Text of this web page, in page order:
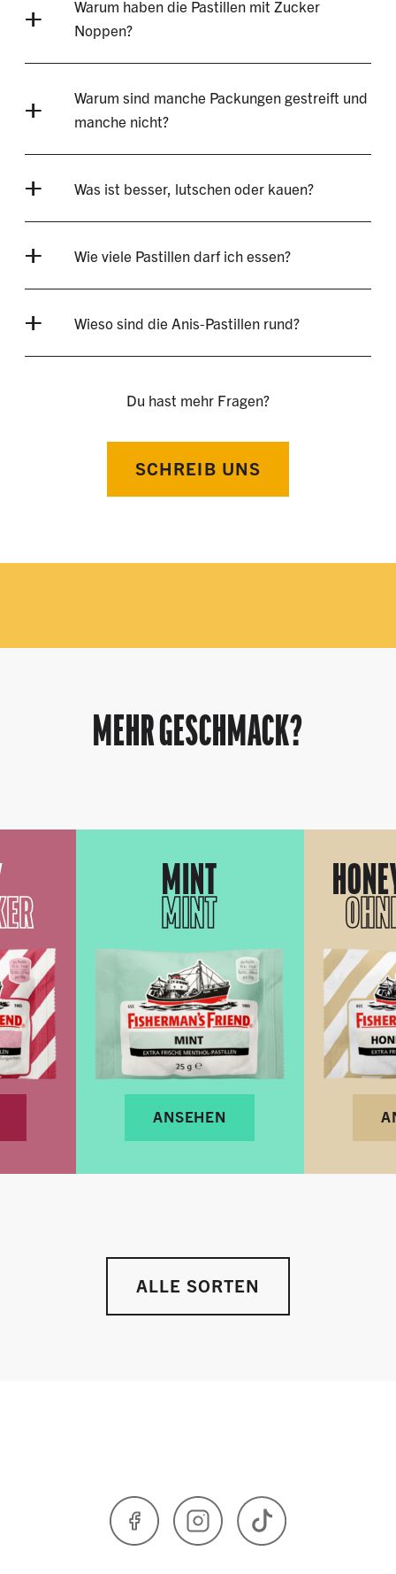
Warum haben die Pastillen mit Zucker
Noppen?
Warum sind manche Packungen gestreift und
manche nicht?
Was ist besser, lutschen oder kauen?
Wie viele Pastillen darf ich essen?
Wieso sind die Anis-Pastillen rund?
Du hast mehr Fragen?
SCHREIB UNS
MEHR GESCHMACK?
MINT
MINT
ANSEHEN
ALLE SORTEN